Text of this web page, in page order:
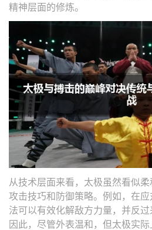
精神层面的修炼。
从技术层面来看，太极虽然看似
攻击技巧和防御策略。例如，在
法可以有效化解敌方力量，并反过
因此，尽管外表温和，但太极实际